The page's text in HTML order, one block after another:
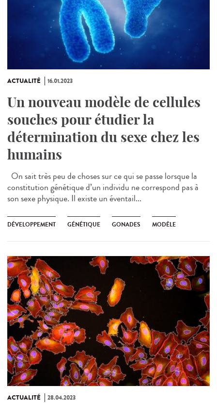
ACTUALITÉ 16.01.2023
Un nouveau modèle de cellules
souches pour étudier la
détermination du sexe chez les
humains
On sait très peu de choses sur ce qui se passe lorsque la
constitution génétique d’un individu ne correspond pas à
son sexe physique. Il existe un éventail...
DÉVELOPPEMENT GÉNÉTIQUE GONADES MODÈLE
ACTUALITÉ 28.04.2023